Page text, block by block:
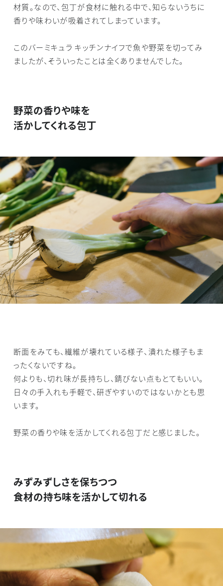
材質。なので、包丁が食材に触れる中で、知らないうちに
香りや味わいが吸着されてしまっています。
このバーミキュラ キッチンナイフで魚や野菜を切ってみ
ましたが、そういったことは全くありませんでした。
野菜の香りや味を
活かしてくれる包丁
断面をみても、繊維が壊れている様子、潰れた様子もま
ったくないですね。
何よりも、切れ味が長持ちし、錆びない点もとてもいい。
日々の手入れも手軽で、研ぎやすいのではないかとも思
います。
野菜の香りや味を活かしてくれる包丁だと感じました。
みずみずしさを保ちつつ
食材の持ち味を活かして切れる